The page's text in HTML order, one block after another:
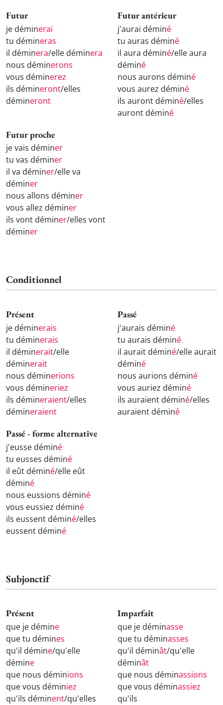
Futur
je déminerai
tu démineras
il déminera/elle déminera
nous déminerons
vous déminerez
ils démineront/elles
démineront
Futur antérieur
j'aurai déminé
tu auras déminé
il aura déminé/elle aura
déminé
nous aurons déminé
vous aurez déminé
ils auront déminé/elles
auront déminé
Futur proche
je vais déminer
tu vas déminer
il va déminer/elle va
déminer
nous allons déminer
vous allez déminer
ils vont déminer/elles vont
déminer
Conditionnel
Présent
je déminerais
tu déminerais
il déminerait/elle
déminerait
nous déminerions
vous démineriez
ils démineraient/elles
démineraient
Passé
j'aurais déminé
tu aurais déminé
il aurait déminé/elle aurait
déminé
nous aurions déminé
vous auriez déminé
ils auraient déminé/elles
auraient déminé
Passé - forme alternative
j'eusse déminé
tu eusses déminé
il eût déminé/elle eût
déminé
nous eussions déminé
vous eussiez déminé
ils eussent déminé/elles
eussent déminé
Subjonctif
Présent
que je démine
que tu démines
qu'il démine/qu'elle
démine
que nous déminions
que vous déminiez
qu'ils déminent/qu'elles
Imparfait
que je déminasse
que tu déminasses
qu'il déminât/qu'elle
déminât
que nous déminassions
que vous déminassiez
qu'ils